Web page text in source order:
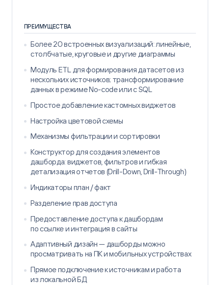
ПРЕИМУЩЕСТВА
Более 20 встроенных визуализаций: линейные,
столбчатые, круговые и другие диаграммы
Модуль ETL для формирования датасетов из
нескольких источников; трансформирование
данных в режиме No-code или с SQL
Простое добавление кастомных виджетов
Настройка цветовой схемы
Механизмы фильтрации и сортировки
Конструктор для создания элементов
дашборда: виджетов, фильтров и гибкая
детализация отчетов (Drill-Down, Drill-Through)
Индикаторы план / факт
Разделение прав доступа
Предоставление доступа к дашбордам
по ссылке и интеграция в сайты
Адаптивный дизайн — дашборды можно
просматривать на ПК и мобильных устройствах
Прямое подключение к источникам и работа
из локальной БД